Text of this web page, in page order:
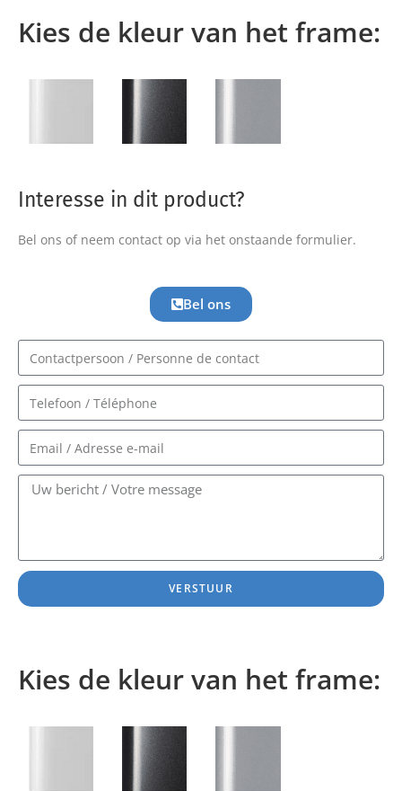
Kies de kleur van het frame:
Interesse in dit product?
Bel ons of neem contact op via het onstaande formulier.
Bel ons
VERSTUUR
Kies de kleur van het frame: